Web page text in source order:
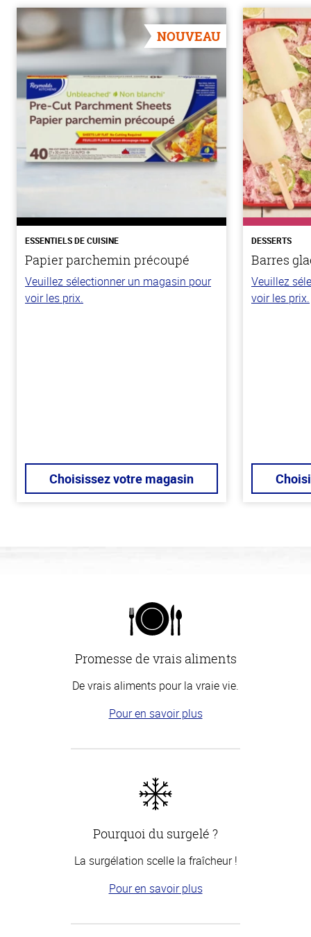
NOUVEAU
ESSENTIELS DE CUISINE
Papier parchemin précoupé
Veuillez sélectionner un magasin pour
voir les prix.
Choisissez votre magasin
DESSERTS
Barres
Veuillez
voir les prix.
Promesse de vrais aliments
De vrais aliments pour la vraie vie.
Pour en savoir plus
Pourquoi du surgelé ?
La surgélation scelle la fraîcheur !
Pour en savoir plus